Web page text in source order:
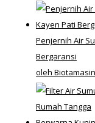
Penjernih Air
Bergaransi
oleh